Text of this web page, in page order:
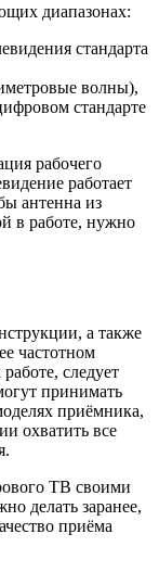
диапазонах:
стандарта
волны),
стандарте
рабочего
работает
антенна из
в работе, нужно
а также
частотном
следует
принимать
приёмника,
охватить все
ТВ своими
делать заранее,
приёма